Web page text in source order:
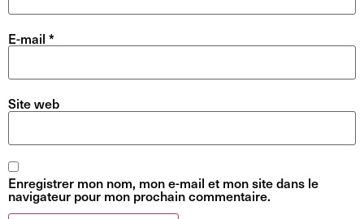
E-mail *
Site web
Enregistrer mon nom, mon e-mail et mon site dans le
navigateur pour mon prochain commentaire.